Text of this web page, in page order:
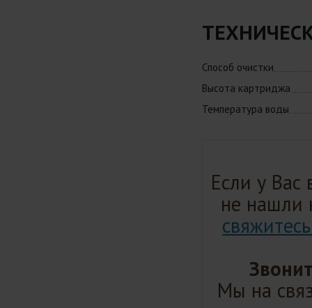
Способ очистки
Высота картриджа
Температура воды
Если у
не нашли
Мы на